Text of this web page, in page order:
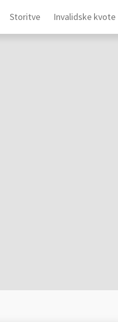
Storitve Invalidske kvote